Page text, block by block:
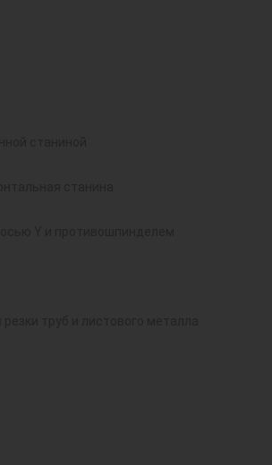
станиной
станина
Y и противошпинделем
труб и листового металла